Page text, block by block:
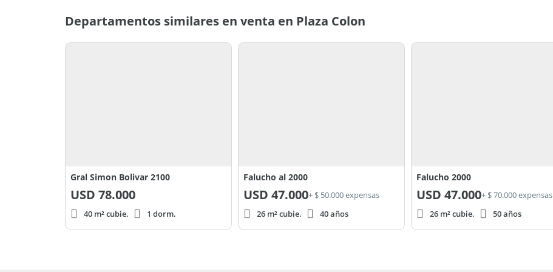
Departamentos similares en venta en Plaza Colon
Gral Simon Bolivar 2100
USD 78.000
40 m² cubie. 1 dorm.
Falucho al 2000
USD 47.000+ $ 50.000 expensas
26 m² cubie.
40 años
Falucho 2000
USD 47.000+ $ 70.000 expensas
26 m² cubie.
50 años